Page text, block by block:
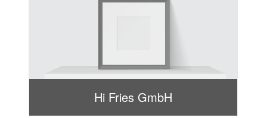
Hi Fries GmbH